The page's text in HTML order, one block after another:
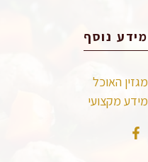
מידע נוסף
מגזין האוכל
מידע מקצועי